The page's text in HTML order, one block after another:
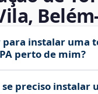
para instalar uma
perto de mim?
se preciso instalar